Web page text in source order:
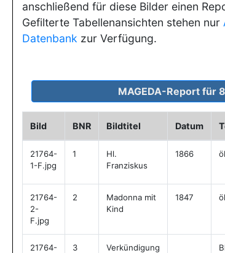
anschließend für diese Bilder einen
Gefilterte Tabellenansichten stehen nur
Datenbank zur Verfügung.
Bild BNR Bildtitel Datum
21764-
1-F.jpg
1
Hl.
Franziskus
1866 öl
21764-
2-
F.jpg
2
Madonna mit
Kind
1847 öl
21764-
3
Verkündigung